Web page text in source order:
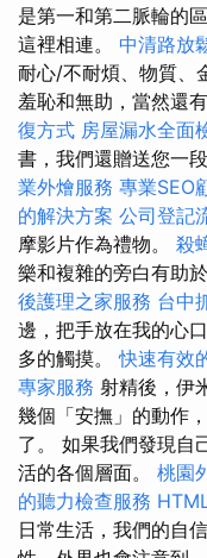
是第一和第二脈輪的
這裡相連。 中清路放
耐心/不耐煩、物質、
羞恥和無助，當然還
復方式 房屋漏水全面
書，我們還贈送您一
業外燴服務 專業SEO
的解決方案 公司登記
摩影片作為禮物。 殺
樂和複雜的旁白有助
後護理之家服務 台中
邊，把手放在我的心
多的觸摸。快速有效
專家服務 射精後，伊
幾個「安撫」的動作
了。 如果我們發現自
活的各個層面。 桃園
的聽力檢查服務
日常生活，我們的自